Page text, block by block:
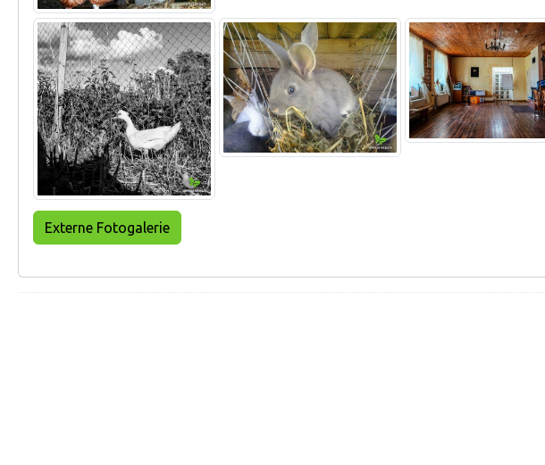
Externe Fotogalerie